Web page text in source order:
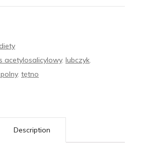
acetylosalicylowy, lubczyk,
, tętno
Description